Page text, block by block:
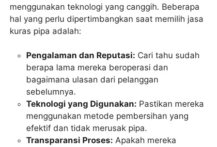
menggunakan teknologi yang canggih. Beberapa
hal yang perlu dipertimbangkan saat memilih jasa
kuras pipa adalah:
Pengalaman dan Reputasi: Cari tahu sudah
berapa lama mereka beroperasi dan
bagaimana ulasan dari pelanggan
sebelumnya.
Teknologi yang Digunakan: Pastikan mereka
menggunakan metode pembersihan yang
efektif dan tidak merusak pipa.
Transparansi Proses: Apakah mereka